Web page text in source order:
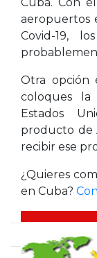
aeropuertos
Covid-19,
Otra opción
coloques
Estados
producto de
recibir ese
¿Quieres
en Cuba?